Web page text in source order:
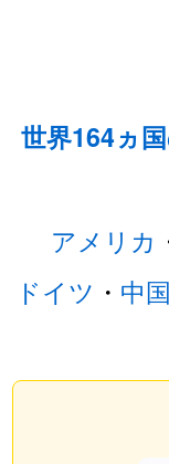
世界164ヵ
アメリカ
ドイツ ・ 中国